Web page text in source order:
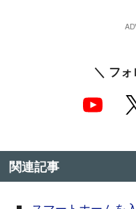
＼ フ
関連記事